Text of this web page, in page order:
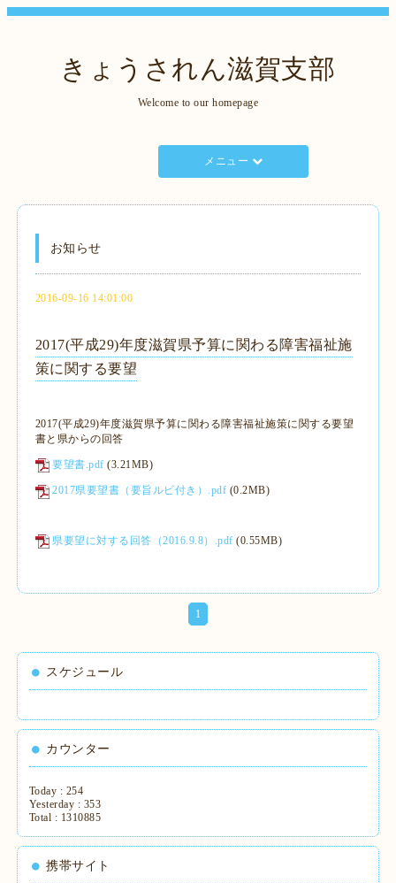
きょうされん滋賀支部
Welcome to our homepage
メニュー
お知らせ
2016-09-16 14:01:00
2017(平成29)年度滋賀県予算に関わる障害福祉施
策に関する要望
2017(平成29)年度滋賀県予算に関わる障害福祉施策に関する要望
書と県からの回答
要望書.pdf (3.21MB)
2017県要望書（要旨ルビ付き）.pdf (0.2MB)
県要望に対する回答（2016.9.8）.pdf (0.55MB)
1
スケジュール
カウンター
Today : 254
Yesterday : 353
Total : 1310885
携帯サイト